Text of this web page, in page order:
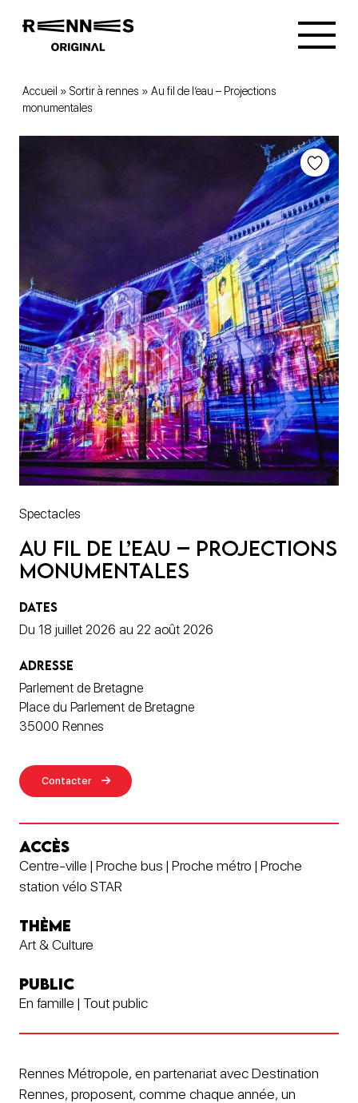
Accueil » Sortir à rennes » Au fil de l’eau – Projections
monumentales
Spectacles
Au fil de l’eau – Projections
monumentales
DATES
Du 18 juillet 2026 au 22 août 2026
ADRESSE
Parlement de Bretagne
Place du Parlement de Bretagne
35000 Rennes
Contacter
ACCÈS
Centre-ville | Proche bus | Proche métro | Proche
station vélo STAR
THÈME
Art & Culture
PUBLIC
En famille | Tout public
Rennes Métropole, en partenariat avec Destination
Rennes, proposent, comme chaque année, un